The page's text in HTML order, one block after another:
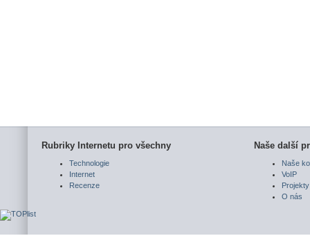
Rubriky Internetu pro všechny
Technologie
Internet
Recenze
Naše další
Naše
VoIP
Projekty
O nás